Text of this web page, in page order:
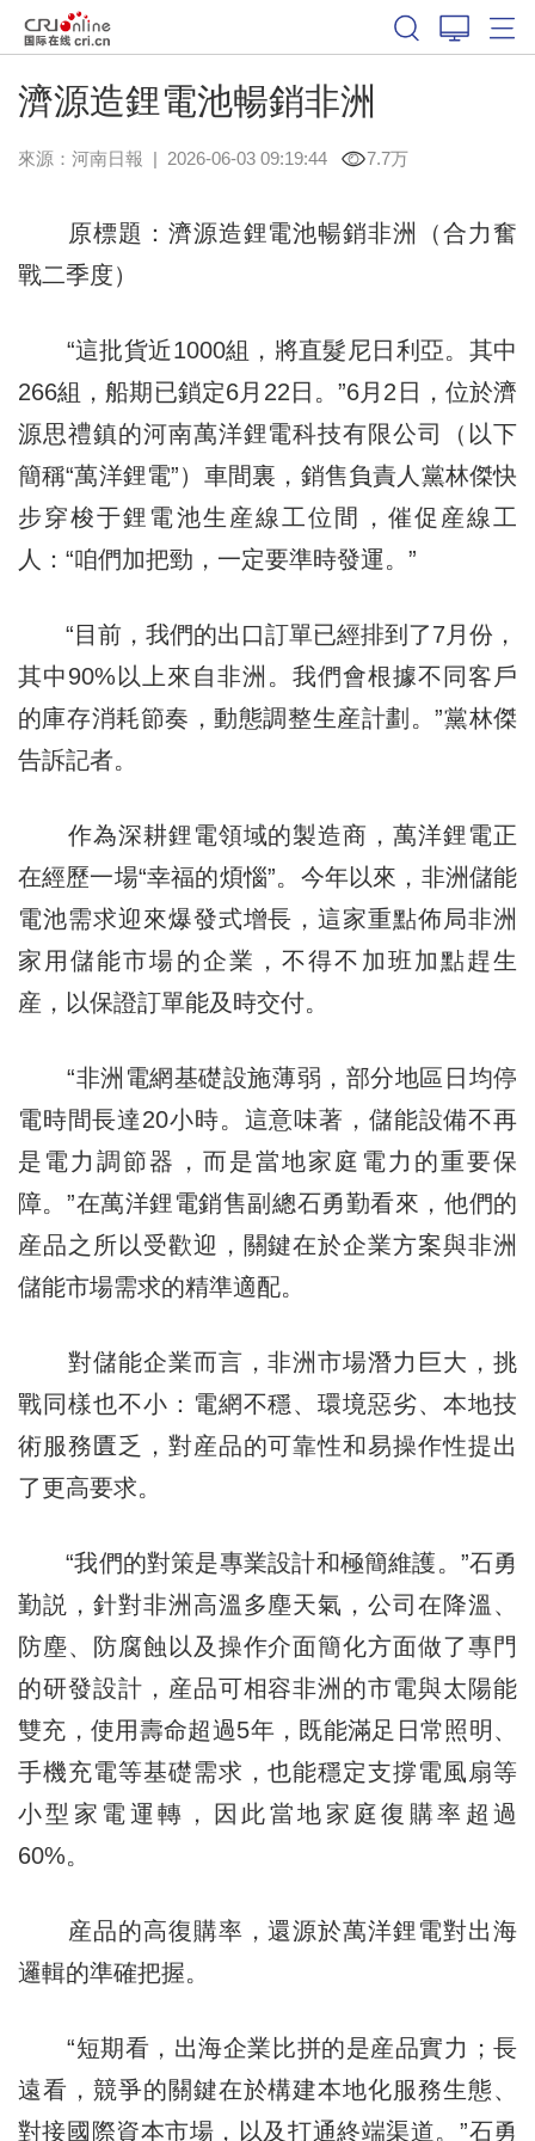
濟源造鋰電池暢銷非洲
來源： 河南日報 | 2026-06-03 09:19:44 7.7万
原標題：濟源造鋰電池暢銷非洲（合力奮
戰二季度）
“這批貨近1000組，將直髮尼日利亞。其中
266組，船期已鎖定6月22日。”6月2日，位於濟
源思禮鎮的河南萬洋鋰電科技有限公司（以下
簡稱“萬洋鋰電”）車間裏，銷售負責人黨林傑快
步穿梭于鋰電池生産線工位間，催促産線工
人：“咱們加把勁，一定要準時發運。”
“目前，我們的出口訂單已經排到了7月份，
其中90%以上來自非洲。我們會根據不同客戶
的庫存消耗節奏，動態調整生産計劃。”黨林傑
告訴記者。
作為深耕鋰電領域的製造商，萬洋鋰電正
在經歷一場“幸福的煩惱”。今年以來，非洲儲能
電池需求迎來爆發式增長，這家重點佈局非洲
家用儲能市場的企業，不得不加班加點趕生
産，以保證訂單能及時交付。
“非洲電網基礎設施薄弱，部分地區日均停
電時間長達20小時。這意味著，儲能設備不再
是電力調節器，而是當地家庭電力的重要保
障。”在萬洋鋰電銷售副總石勇勤看來，他們的
産品之所以受歡迎，關鍵在於企業方案與非洲
儲能市場需求的精準適配。
對儲能企業而言，非洲市場潛力巨大，挑
戰同樣也不小：電網不穩、環境惡劣、本地技
術服務匱乏，對産品的可靠性和易操作性提出
了更高要求。
“我們的對策是專業設計和極簡維護。”石勇
勤説，針對非洲高溫多塵天氣，公司在降溫、
防塵、防腐蝕以及操作介面簡化方面做了專門
的研發設計，産品可相容非洲的市電與太陽能
雙充，使用壽命超過5年，既能滿足日常照明、
手機充電等基礎需求，也能穩定支撐電風扇等
小型家電運轉，因此當地家庭復購率超過
60%。
産品的高復購率，還源於萬洋鋰電對出海
邏輯的準確把握。
“短期看，出海企業比拼的是産品實力；長
遠看，競爭的關鍵在於構建本地化服務生態、
對接國際資本市場，以及打通終端渠道。”石勇